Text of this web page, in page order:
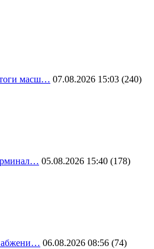
масш… 07.08.2026 15:03 (240)
05.08.2026 15:40 (178)
06.08.2026 08:56 (74)